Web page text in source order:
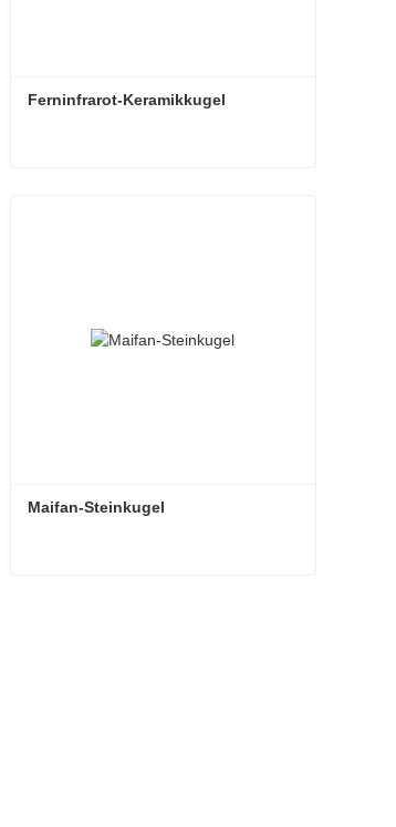
Ferninfrarot-Keramikkugel
Maifan-Steinkugel